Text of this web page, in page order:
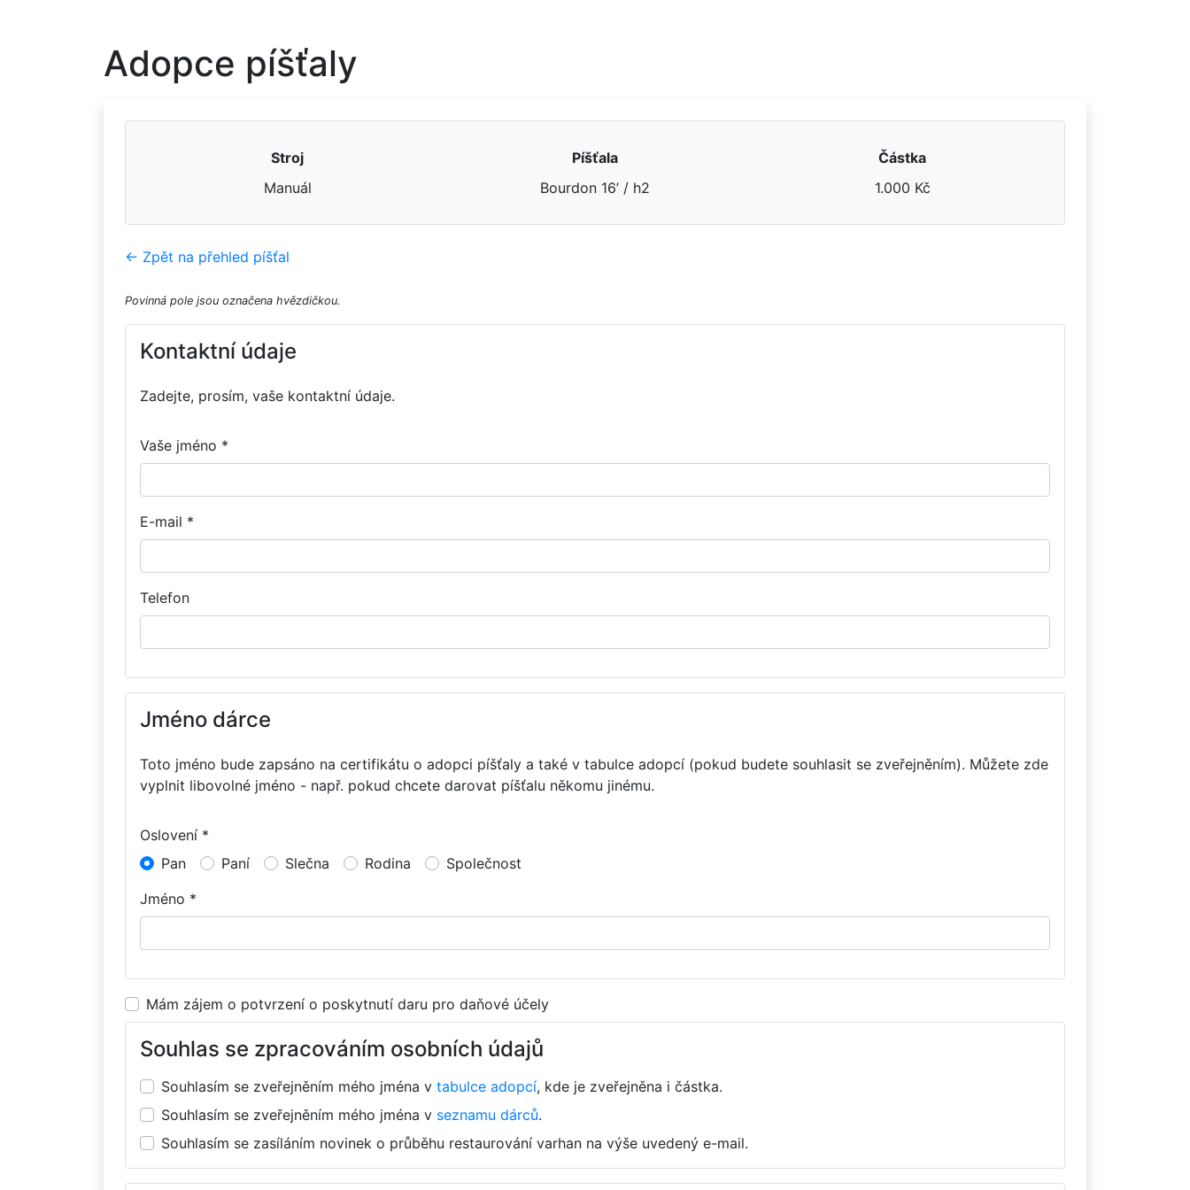
Adopce píšťaly
Stroj Píšťala
Částka
Manuál
Bourdon 16’ / h2 1.000 Kč
← Zpět na přehled píšťal
Povinná pole jsou označena hvězdičkou.
Kontaktní údaje
Zadejte, prosím, vaše kontaktní údaje.
Vaše jméno *
E-mail *
Telefon
Jméno dárce
Toto jméno bude zapsáno na certifikátu o adopci píšťaly a také v tabulce adopcí (pokud budete souhlasit se zveřejněním). Můžete zde
vyplnit libovolné jméno - např. pokud chcete darovat píšťalu někomu jinému.
Oslovení *
Pan
Paní Slečna Rodina
Společnost
Jméno *
Mám zájem o potvrzení o poskytnutí daru pro daňové účely
Souhlas se zpracováním osobních údajů
Souhlasím se zveřejněním mého jména v tabulce adopcí, kde je zveřejněna i částka.
Souhlasím se zveřejněním mého jména v seznamu dárců.
Souhlasím se zasíláním novinek o průběhu restaurování varhan na výše uvedený e-mail.